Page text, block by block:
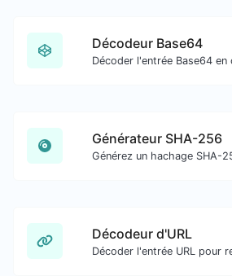
Décodeur Base64
Générateur SHA-256
Décodeur d'URL